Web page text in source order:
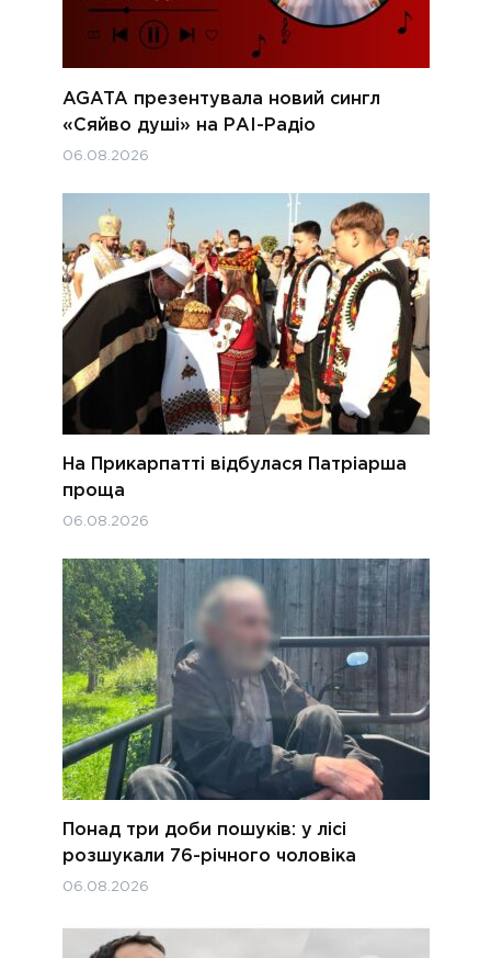
AGATA презентувала новий сингл
«Сяйво душі» на РАІ-Радіо
06.08.2026
На Прикарпатті відбулася Патріарша
проща
06.08.2026
Понад три доби пошуків: у лісі
розшукали 76-річного чоловіка
06.08.2026